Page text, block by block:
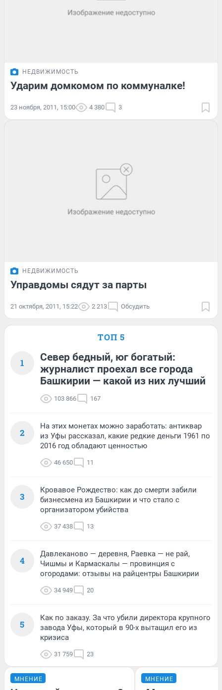
НЕДВИЖИМОСТЬ
Ударим домкомом по коммуналке!
23 ноября, 2011, 15:00 4 380 3
НЕДВИЖИМОСТЬ
Управдомы сядут за парты
21 октября, 2011, 15:22 2 213 Обсудить
ТОП 5
1
Север бедный, юг богатый:
журналист проехал все города
Башкирии — какой из них лучший
103 866 167
2
На этих монетах можно заработать: антиквар
из Уфы рассказал, какие редкие деньги 1961 по
2016 год обладают ценностью
46 650 11
3
Кровавое Рождество: как до смерти забили
бизнесмена из Башкирии и что стало с
организатором убийства
37 438 13
4
Давлеканово — деревня, Раевка — не рай,
Чишмы и Кармаскалы — провинция с
огородами: отзывы на райцентры Башкирии
34 949 20
5
Как по заказу. За что убили директора крупного
завода Уфы, который в 90-х вытащил его из
кризиса
31 759 23
МНЕНИЕ МНЕНИЕ